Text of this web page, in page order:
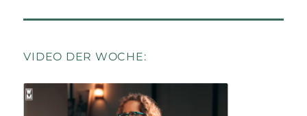
VIDEO DER WOCHE: